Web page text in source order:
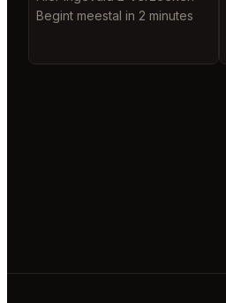
Begint meestal in 2 minutes